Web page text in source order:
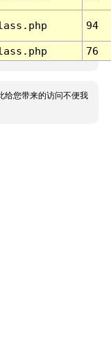
94
76
给您带来的访问不便我